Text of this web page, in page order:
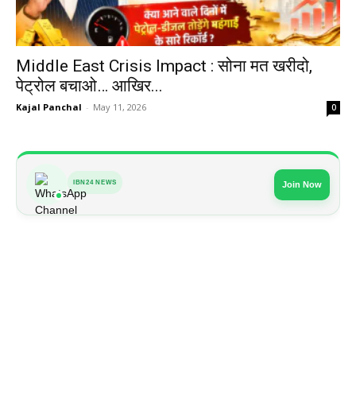
Middle East Crisis Impact : सोना मत खरीदो,
पेट्रोल बचाओ… आखिर...
Kajal Panchal - May 11, 2026 0
IBN24 NEWS Join Now